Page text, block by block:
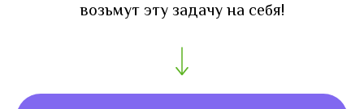
возьмут эту задачу на себя!